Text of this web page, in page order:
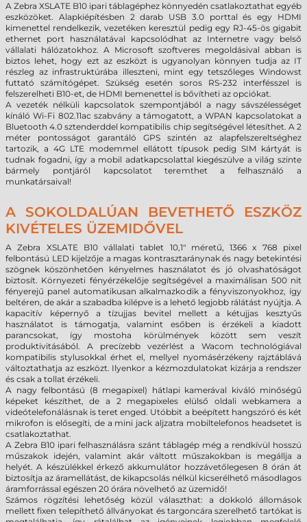
A Zebra XSLATE B10 ipari táblagéphez könnyedén csatlakoztathat egyéb
eszközöket. Alapkiépítésben 2 darab USB 3.0 porttal és egy HDMI
kimenettel rendelkezik, vezetéken keresztül pedig egy RJ-45-ös gigabit
ethernet port használatával kapcsolódhat az Internetre vagy belső
vállalati hálózatokhoz. A Microsoft szoftveres megoldásival abban is
biztos lehet, hogy ezt az eszközt is ugyanolyan könnyen tudja az IT
részleg az infrastruktúrába illeszteni, mint egy tetszőleges Windowst
futtató számítógépet. Szükség esetén soros RS-232 interfésszel is
felszerelheti B10-et, de HDMI bemenettel is bővítheti az opciókat.
A vezeték nélküli kapcsolatok szempontjából a nagy sávszélességet
kínáló Wi-Fi 802.11ac szabvány a támogatott, a WPAN kapcsolatokat a
Bluetooth 4.0 sztenderddel kompatibilis chip segítségével létesíthet. A 2
méter pontosságot garantáló GPS szintén az alapfelszereltséghez
tartozik, a 4G LTE modemmel ellátott típusok pedig SIM kártyát is
tudnak fogadni, így a mobil adatkapcsolattal kiegészülve a világ szinte
bármely pontjáról kapcsolatot teremthet a felhasználó a
munkatársaival!
A SOKOLDALÚAN BEVETHETŐ ESZKÖZ
KIVÉTELES ÜZEMIDŐVEL
A Zebra XSLATE B10 vállalati tablet 10,1" méretű, 1366 x 768 pixel
felbontású LED kijelzője a magas kontrasztaránynak és nagy betekintési
szögnek köszönhetően kényelmes használatot és jó olvashatóságot
biztosít. Környezeti fényérzékelője segítségével a maximálisan 500 nit
fényerejű panel automatikusan alkalmazkodik a fényviszonyokhoz, így
beltéren, de akár a szabadba kilépve is a lehető legjobb rálátást nyújtja. A
kapacitív képernyő a tízujjas bevitel mellett a kétujjas kesztyűs
használatot is támogatja, valamint esőben is érzékeli a kiadott
parancsokat, így mostoha körülmények között sem veszít
produktivitásából. A precízebb vezérlést a Wacom technológiával
kompatibilis stylusokkal érhet el, mellyel nyomásérzékeny rajztáblává
változtathatja az eszközt. Ilyenkor a kézmozdulatokat kizárja a rendszer
és csak a tollat érzékeli.
A nagy felbontású (8 megapixel) hátlapi kamerával kiváló minőségű
képeket készíthet, de a 2 megapixeles elülső oldali webkamera a
videótelefonálásnak is teret enged. Utóbbit a beépített hangszóró és két
mikrofon is elősegíti, de a mini jack aljzatra mobiltelefonos headsetet is
csatlakoztathat.
A Zebra B10 ipari felhasználásra szánt táblagép még a rendkívül hosszú
műszakok idején, valamint akár váltott műszakokban is megállja a
helyét. A készülékkel érkező akkumulátor hozzávetőlegesen 8 órán át
biztosítja az áramellátást, de kikapcsolás nélkül kicserélhető másodlagos
áramforrással egészen 20 órára növelhető az üzemidő!
Számos rögzítési lehetőség közül választhat: a dokkoló állomások
mellett fixen telepíthető állványokat és targoncára szerelhető tartókat is